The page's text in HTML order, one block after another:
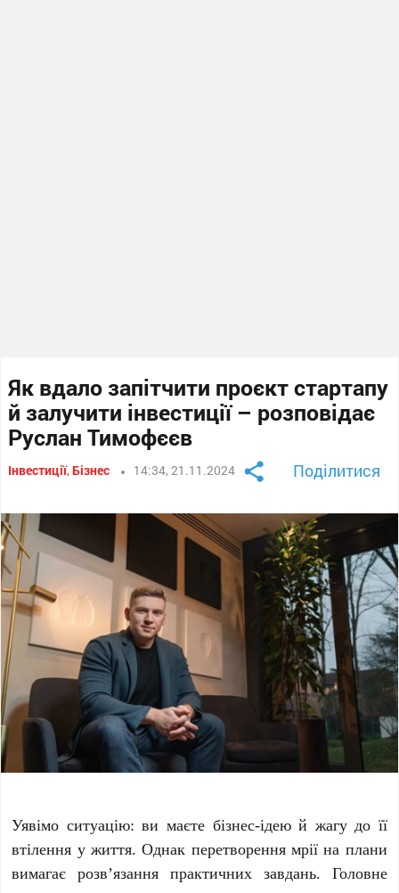
Як вдало запітчити проєкт стартапу
й залучити інвестиції – розповідає
Руслан Тимофєєв
Інвестиції,Бізнес 14:34, 21.11.2024 Поділитися
Уявімо ситуацію: ви маєте бізнес-ідею й жагу до її
втілення у життя. Однак перетворення мрії на плани
вимагає розв’язання практичних завдань. Головне